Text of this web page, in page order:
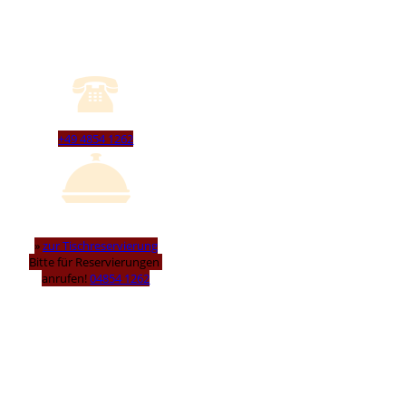
+49 4854 1262
»zur Tischreservierung
Bitte für Reservierungen
anrufen!04854 1262